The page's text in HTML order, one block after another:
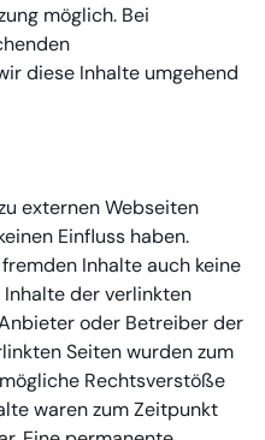
möglich. Bei
diese Inhalte umgehend
externen Webseiten
Einfluss haben.
Inhalte auch keine
der verlinkten
oder Betreiber der
Seiten wurden zum
Rechtsverstöße
waren zum Zeitpunkt